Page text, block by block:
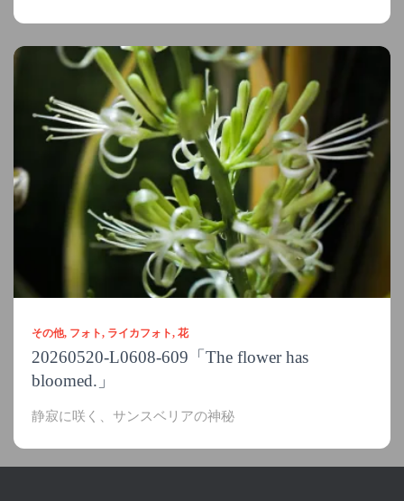
その他 フォト ライカフォト 花
20260520-L0608-609「The flower has
bloomed.」
静寂に咲く、サンスベリアの神秘